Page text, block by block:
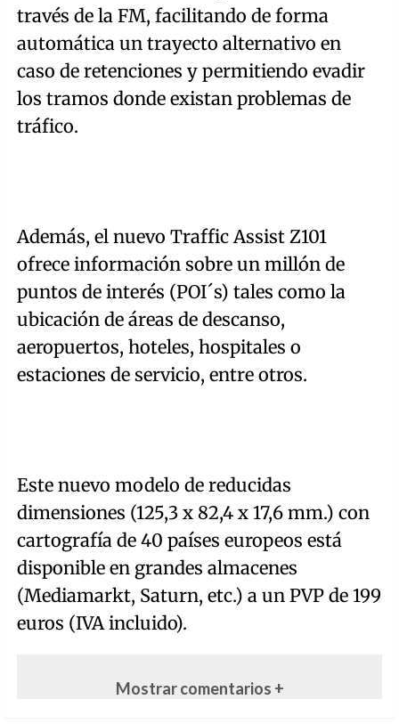
través de la FM, facilitando de forma
automática un trayecto alternativo en
caso de retenciones y permitiendo evadir
los tramos donde existan problemas de
tráfico.
Además, el nuevo Traffic Assist Z101
ofrece información sobre un millón de
puntos de interés (POI´s) tales como la
ubicación de áreas de descanso,
aeropuertos, hoteles, hospitales o
estaciones de servicio, entre otros.
Este nuevo modelo de reducidas
dimensiones (125,3 x 82,4 x 17,6 mm.) con
cartografía de 40 países europeos está
disponible en grandes almacenes
(Mediamarkt, Saturn, etc.) a un PVP de 199
euros (IVA incluido).
Mostrar comentarios +